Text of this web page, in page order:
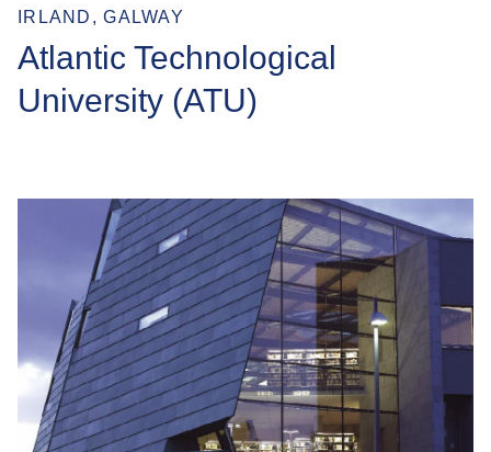
IRLAND, GALWAY
Atlantic Technological
University (ATU)